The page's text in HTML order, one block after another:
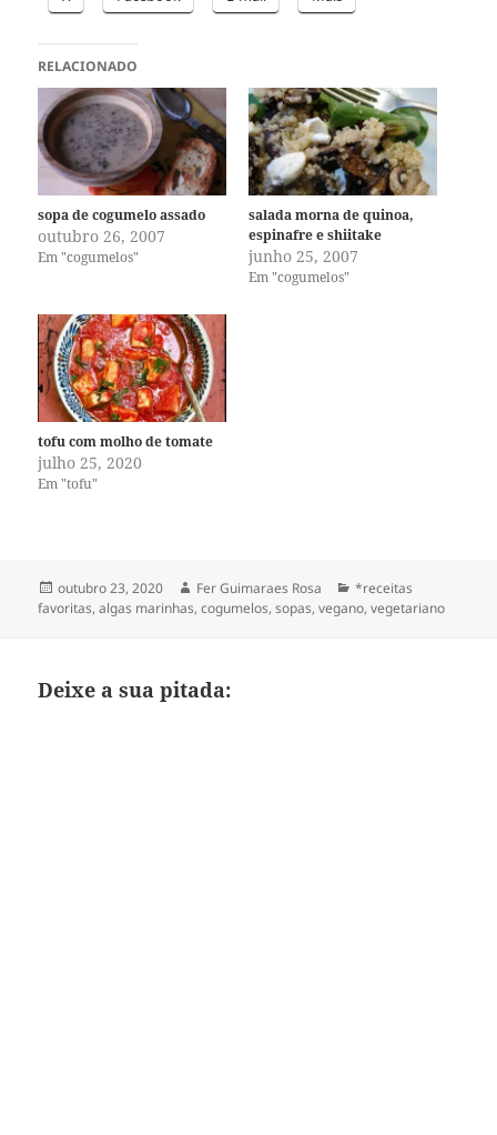
RELACIONADO
sopa de cogumelo assado
outubro 26, 2007
Em "cogumelos"
salada morna de quinoa,
espinafre e shiitake
junho 25, 2007
Em "cogumelos"
tofu com molho de tomate
julho 25, 2020
Em "tofu"
Publicado
em
outubro 23, 2020 Autor
Fer Guimaraes Rosa Categorias
*receitas
favoritas,algas marinhas,cogumelos,sopas,vegano,vegetariano
Deixe a sua pitada: